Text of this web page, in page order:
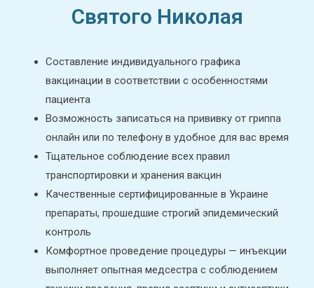
Святого Николая
Составление индивидуального графика
вакцинации в соответствии с особенностями
пациента
Возможность записаться на прививку от гриппа
онлайн или по телефону в удобное для вас время
Тщательное соблюдение всех правил
транспортировки и хранения вакцин
Качественные сертифицированные в Украине
препараты, прошедшие строгий эпидемический
контроль
Комфортное проведение процедуры — инъекции
выполняет опытная медсестра с соблюдением